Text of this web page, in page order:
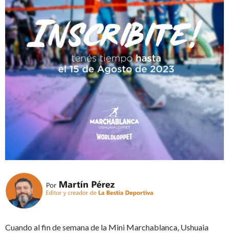
Cuando al fin de semana de la Mini Marchablanca, Ushuaia